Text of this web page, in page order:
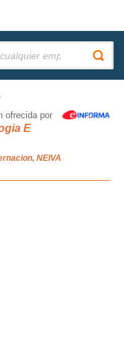
ofrecida por
E
NEIVA